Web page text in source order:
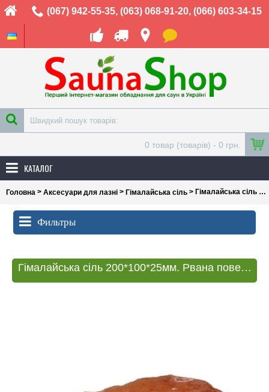
(067) 942-55-35, (063) 068-91-20, (066) 603-34-15
0 товар (товарів) - 0 грн.
КАТАЛОГ
Головна > Аксесуари для лазні > Гімалайська сіль > Гімалайська сіль 200*100*25мм. Рвана поверхня
Фильтры
Гімалайська сіль 200*100*25мм. Рвана поверхня